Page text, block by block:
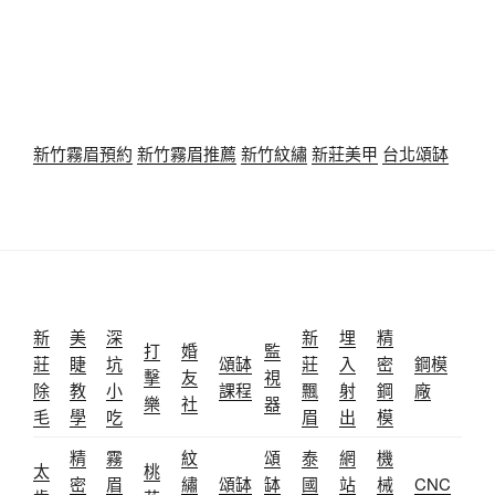
新竹霧眉預約 新竹霧眉推薦 新竹紋繡新莊美甲 台北頌缽
新
莊
除
毛
美
睫
教
學
深
坑
小
吃
打
擊
樂
婚
友
社
頌缽
課程
監
視
器
新
莊
飄
眉
埋
入
射
出
精
密
鋼
模
鋼模
廠
太
精
密
霧
眉
桃
紋
繡
頌缽
頌
缽
泰
國
網
站
機
械
CNC